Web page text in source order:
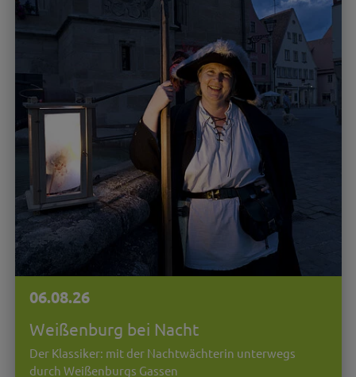
06.08.26
Weißenburg bei Nacht
Der Klassiker: mit der Nachtwächterin unterwegs
durch Weißenburgs Gassen